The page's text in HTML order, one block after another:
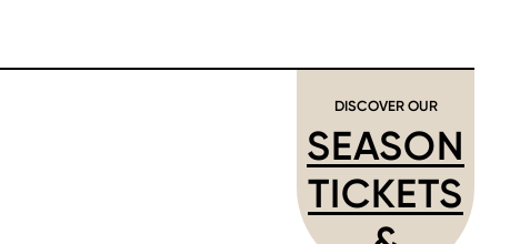
DISCOVER OUR
SEASON
TICKETS